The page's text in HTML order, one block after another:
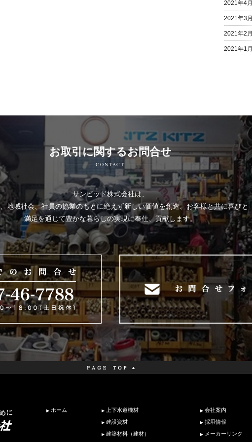
2021年4月
2021年3月
2021年2月
2021年1月
お取引に関するお問合せ
CONTACT
サンビッド株式会社は、
地域社会、社員の協業のもとに絶えず新しい価値を創造、お客様と共に喜びと
満足を通じて豊かな暮らしの実現に奉仕、貢献します。
ホーム
上下水道機材
建設資材
建築材料（建材）
会社案内
採用情報
メーカーリンク